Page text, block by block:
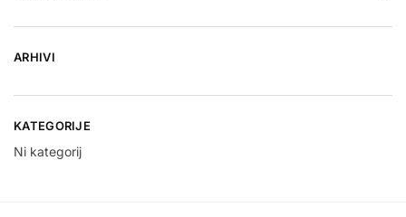
ARHIVI
KATEGORIJE
Ni kategorij